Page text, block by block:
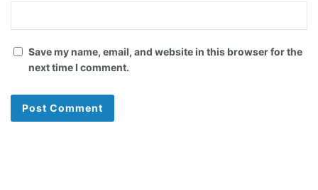
Save my name, email, and website in this browser for the
next time I comment.